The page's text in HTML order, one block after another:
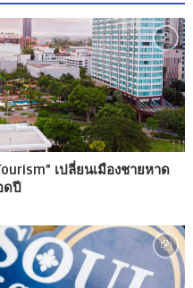
เปลี่ยนเมืองชายหาด
ดปี